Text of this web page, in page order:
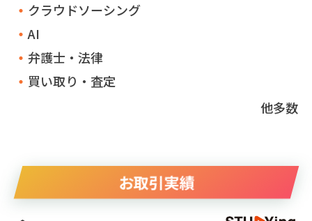
クラウドソーシング
AI
弁護士・法律
買い取り・査定
他多数
お取引実績